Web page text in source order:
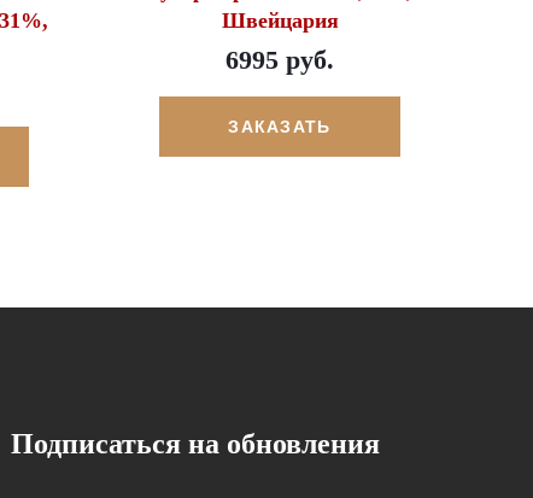
Швейцария
6995 руб.
ЗАКАЗАТЬ
Подписаться на обновления